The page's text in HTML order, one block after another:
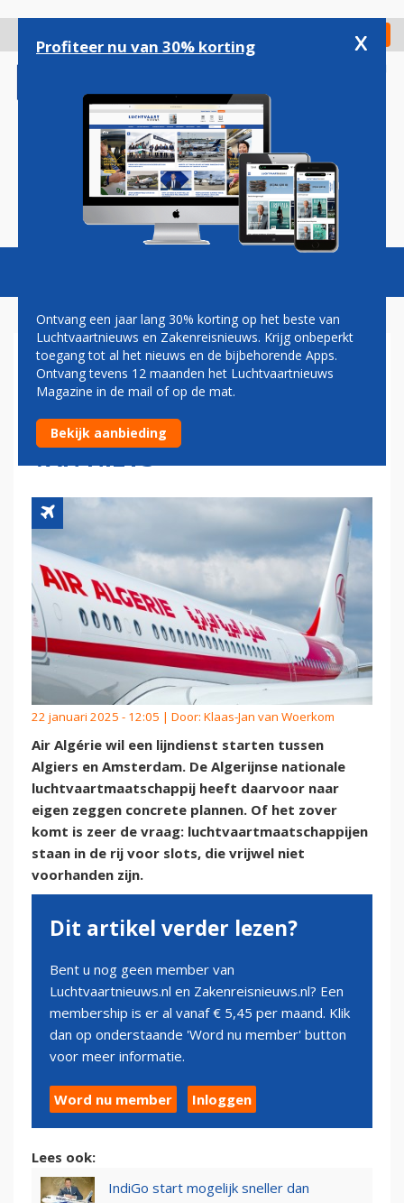
gaan
Check in
Magazine Podcasts Vacatures
AIR ALGÉRIE SCHERMT MET
LIJNDIENST NAAR SCHIPHOL,
MAAR LUCHTHAVEN WEET
VAN NIETS
22 januari 2025 - 12:05 | Door: Klaas-Jan van Woerkom
Air Algérie wil een lijndienst starten tussen
Algiers en Amsterdam. De Algerijnse nationale
luchtvaartmaatschappij heeft daarvoor naar
eigen zeggen concrete plannen. Of het zover
komt is zeer de vraag: luchtvaartmaatschappijen
staan in de rij voor slots, die vrijwel niet
voorhanden zijn.
Dit artikel verder lezen?
Bent u nog geen member van
Luchtvaartnieuws.nl en Zakenreisnieuws.nl? Een
membership is er al vanaf € 5,45 per maand. Klik
dan op onderstaande 'Word nu member' button
voor meer informatie.
Word nu member Inloggen
Lees ook:
IndiGo start mogelijk sneller dan
Profiteer nu van 30% korting x
Ontvang een jaar lang 30% korting op het beste van
Luchtvaartnieuws en Zakenreisnieuws. Krijg onbeperkt
toegang tot al het nieuws en de bijbehorende Apps.
Ontvang tevens 12 maanden het Luchtvaartnieuws
Magazine in de mail of op de mat.
Bekijk aanbieding